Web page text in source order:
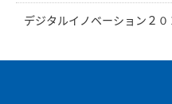
デジタルイノベーション２